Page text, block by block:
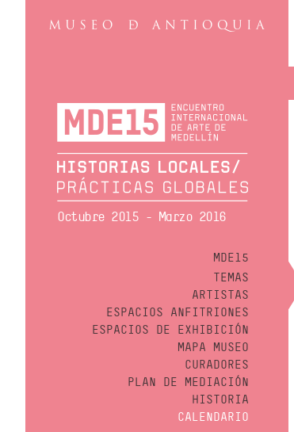
Octubre 2015 - Marzo 2016
MDE15
TEMAS
ARTISTAS
ESPACIOS ANFITRIONES
ESPACIOS DE EXHIBICIÓN
MAPA MUSEO
CURADORES
PLAN DE MEDIACIÓN
HISTORIA
CALENDARIO